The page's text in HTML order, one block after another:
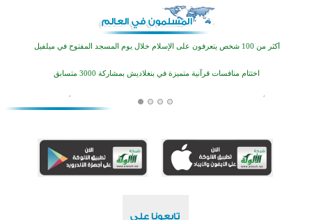
اختتام الدورة التاسعة لمسابقة حفظ وتلاوة القرآن الكريم في أزناكاييف
منطقة ريبوفسي تحتفل بميلاد مسجد جديد في أجواء إيمانية مميزة
أكبر مشروع إسلامي في ريف أستراليا يفتتح أبوابه بعد سنوات من العمل والعطاء